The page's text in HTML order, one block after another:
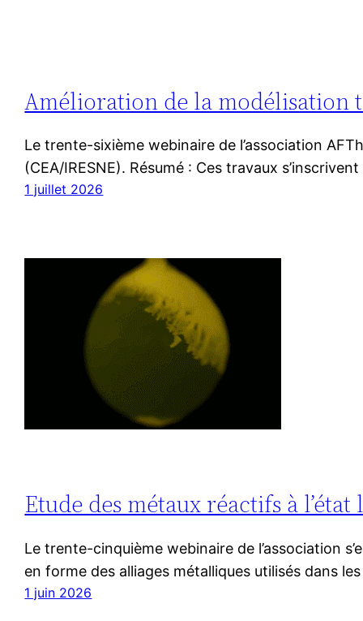
Amélioration de la modélisation
Le trente-sixième webinaire de l’association
(CEA/IRESNE). Résumé : Ces travaux
1 juillet 2026
Etude des métaux réactifs à
Le trente-cinquième webinaire de l’association
en forme des alliages métalliques utilisés dans
1 juin 2026